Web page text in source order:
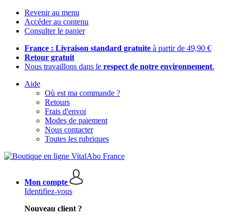
Revenir au menu
Accéder au contenu
Consulter le panier
France : Livraison standard gratuite à partir de 49,90 €
Retour gratuit
Nous travaillons dans le respect de notre environnement.
Aide
Où est ma commande ?
Retours
Frais d'envoi
Modes de paiement
Nous contacter
Toutes les rubriques
Mon compte
Identifiez-vous
Nouveau client ?